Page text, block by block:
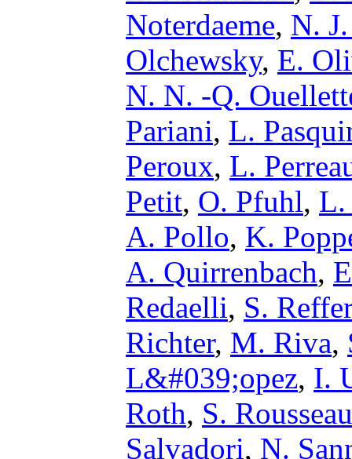
Noterdaeme, N.
Olchewsky, E.
N. N. -Q.
Pariani, L.
Peroux, L.
Petit, O. Pfuhl, L.
A. Pollo, K.
A. Quirrenbach,
Redaelli, S.
Richter, M. Riva,
L&#039;opez, I.
Roth, S. Rousseau
Salvadori, N.